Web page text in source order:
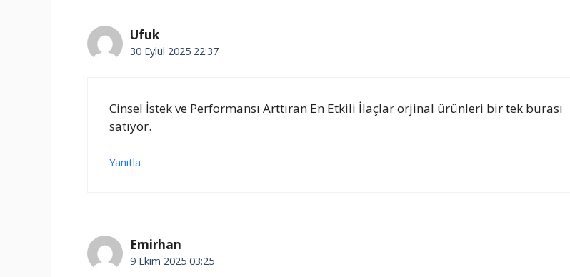
Ufuk
30 Eylül 2025 22:37
Cinsel İstek ve Performansı Arttıran En Etkili İlaçlar orjinal ürünleri bir tek burası
satıyor.
Yanıtla
Emirhan
9 Ekim 2025 03:25